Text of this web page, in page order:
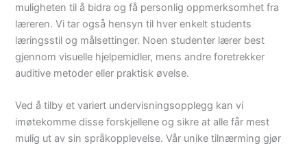
muligheten til å bidra og få personlig oppmerksomhet fra
læreren. Vi tar også hensyn til hver enkelt students
læringsstil og målsettinger. Noen studenter lærer best
gjennom visuelle hjelpemidler, mens andre foretrekker
auditive metoder eller praktisk øvelse.
Ved å tilby et variert undervisningsopplegg kan vi
imøtekomme disse forskjellene og sikre at alle får mest
mulig ut av sin språkopplevelse. Vår unike tilnærming gjør